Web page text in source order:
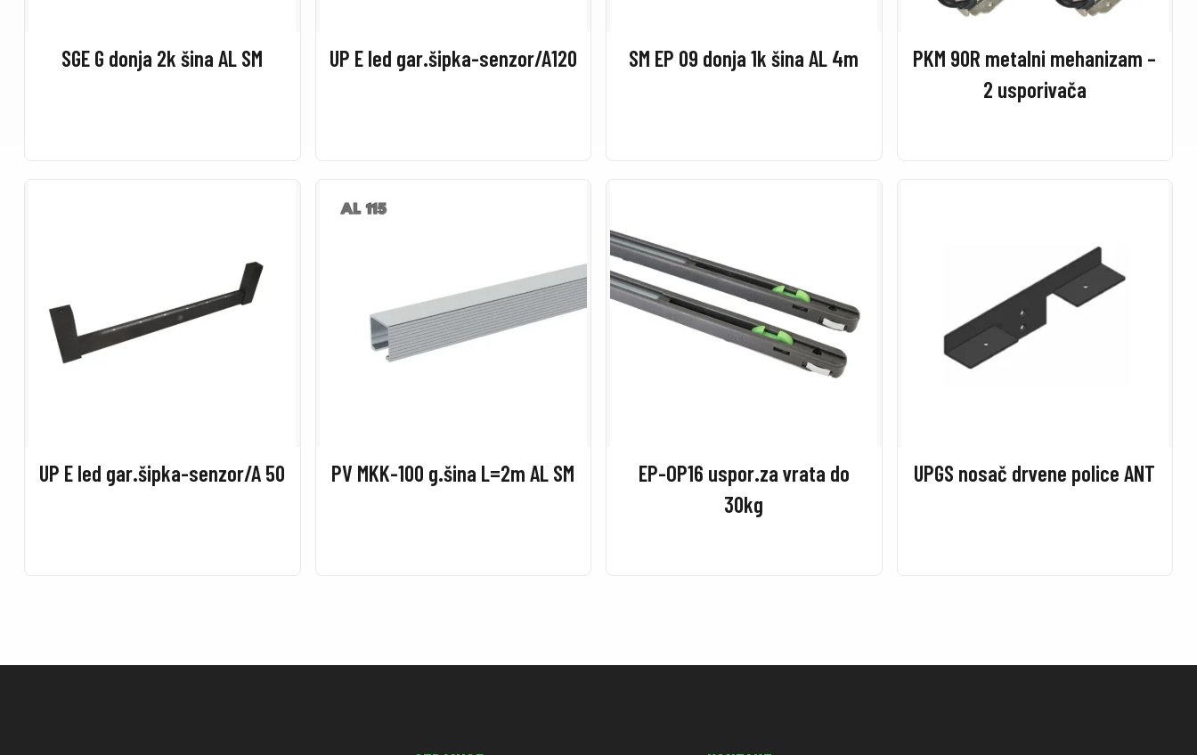
SGE G donja 2k šina AL SM UP E led gar.šipka-senzor/A120 SM EP 09 donja 1k šina AL 4m
PKM 90R metalni mehanizam –
2 usporivača
UP E led gar.šipka-senzor/A 50 PV MKK-100 g.šina L=2m AL SM
EP-OP16 uspor.za vrata do
30kg
UPGS nosač drvene police ANT